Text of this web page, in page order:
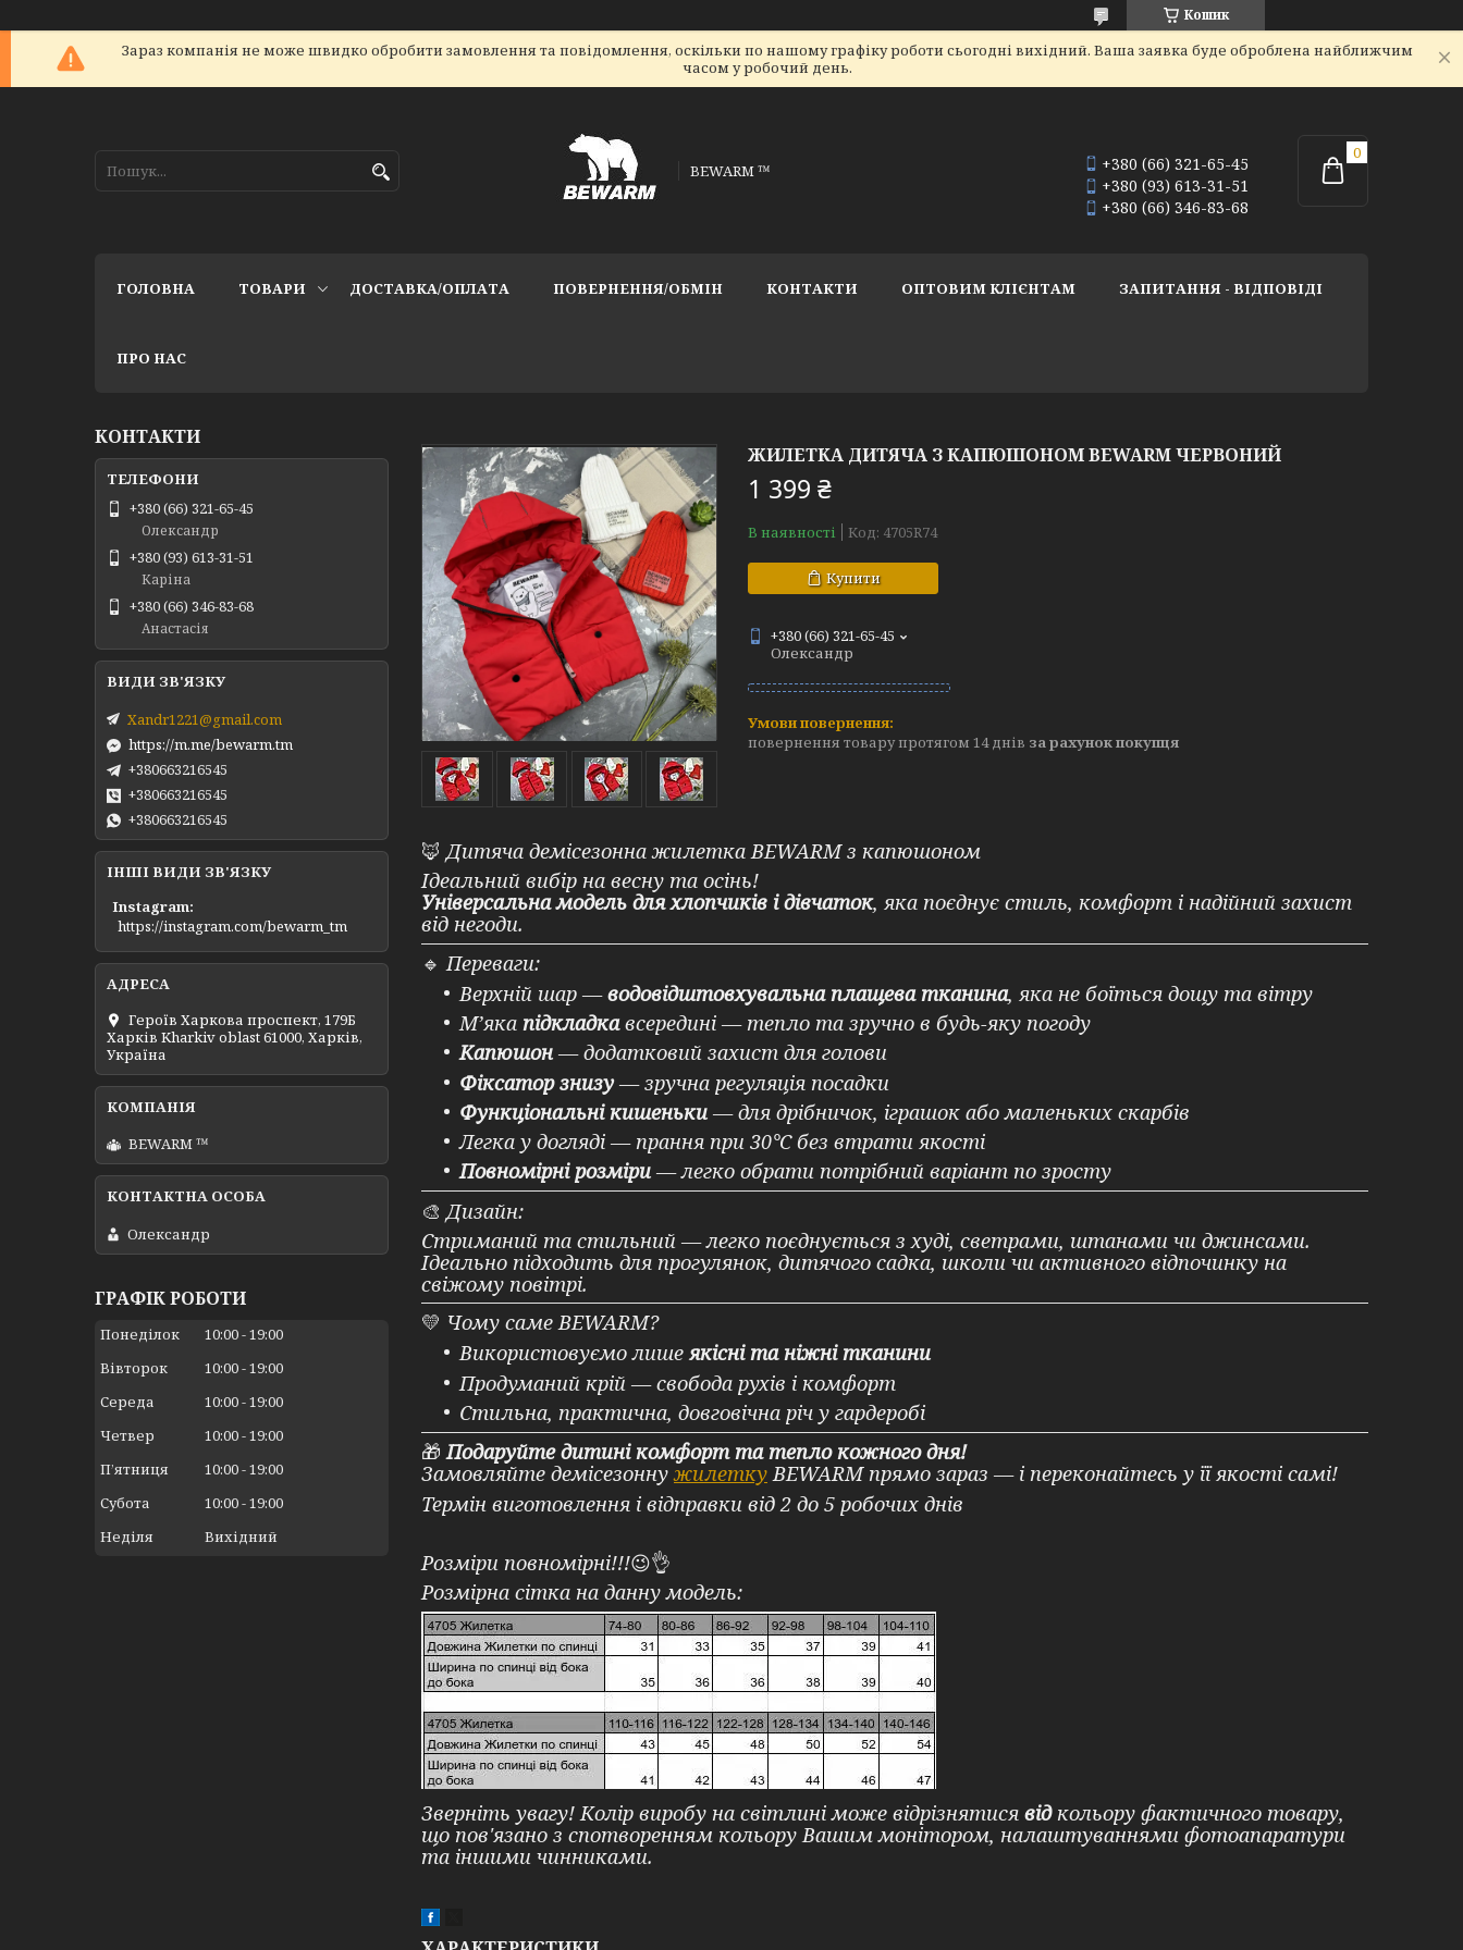
Кошик
Зараз компанія не може швидко обробити замовлення та повідомлення, оскільки по нашому графіку роботи сьогодні вихідний. Ваша заявка буде оброблена найближчим
часом у робочий день.
BEWARM ™
+380 (66) 321-65-45
+380 (93) 613-31-51
+380 (66) 346-83-68
ГОЛОВНА ТОВАРИ ДОСТАВКА/ОПЛАТА ПОВЕРНЕННЯ/ОБМІН КОНТАКТИ ОПТОВИМ КЛІЄНТАМ ЗАПИТАННЯ - ВІДПОВІДІ
ПРО НАС
ЖИЛЕТКА ДИТЯЧА З КАПЮШОНОМ BEWARM ЧЕРВОНИЙ
1 399 ₴
В наявності Код: 4705R74
Купити
+380 (66) 321-65-45
Олександр
повернення товару протягом 14 днів за рахунок покупця
🦊 Дитяча демісезонна жилетка BEWARM з капюшоном
Ідеальний вибір на весну та осінь!
Універсальна модель для хлопчиків і дівчаток, яка поєднує стиль, комфорт і надійний захист
від негоди.
🔹 Переваги:
Верхній шар —водовідштовхувальна плащева тканина, яка не боїться дощу та вітру
М’яка підкладкавсередині — тепло та зручно в будь-яку погоду
Капюшон — додатковий захист для голови
Фіксатор знизу— зручна регуляція посадки
Функціональні кишеньки — для дрібничок, іграшок або маленьких скарбів
Легка у догляді — прання при 30°C без втрати якості
Повномірні розміри — легко обрати потрібний варіант по зросту
🎨 Дизайн:
Стриманий та стильний — легко поєднується з худі, светрами, штанами чи джинсами.
Ідеально підходить для прогулянок, дитячого садка, школи чи активного відпочинку на
свіжому повітрі.
💛 Чому саме BEWARM?
Використовуємо лишеякісні та ніжні тканини
Продуманий крій — свобода рухів і комфорт
Стильна, практична, довговічна річ у гардеробі
🎁Подаруйте дитині комфорт та тепло кожного дня!
Замовляйте демісезоннужилеткуBEWARM прямо зараз — і переконайтесь у її якості самі!
Термін виготовлення і відправки від 2 до 5 робочих днів
Розміри повномірні!!!😉👌
Розмірна сітка на данну модель:
Зверніть увагу! Колір виробу на світлині може відрізнятися відкольору фактичного товару,
що пов'язано з спотворенням кольору Вашим монітором, налаштуваннями фотоапаратури
та іншими чинниками.
КОНТАКТИ
+380 (66) 321-65-45
Олександр
+380 (93) 613-31-51
Каріна
+380 (66) 346-83-68
Анастасія
Xandr1221@gmail.com
https://m.me/bewarm.tm
+380663216545
+380663216545
+380663216545
ІНШІ ВИДИ ЗВ'ЯЗКУ
Instagram
https://instagram.com/bewarm_tm
Героїв Харкова проспект, 179Б
Харків Kharkiv oblast 61000, Харків,
Україна
BEWARM ™
Олександр
ГРАФІК РОБОТИ
Понеділок 10:00 19:00
Вівторок
10:00 19:00
Середа
10:00 19:00
Четвер
10:00 19:00
Пʼятниця
10:00 19:00
Субота
10:00 19:00
Неділя
Вихідний